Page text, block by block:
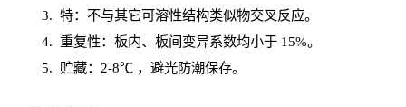
3. 特：不与其它可溶性结构类似物交叉反应。
4. 重复性：板内、板间变异系数均小于15%。
5. 贮藏：2-8℃ ，避光防潮保存。